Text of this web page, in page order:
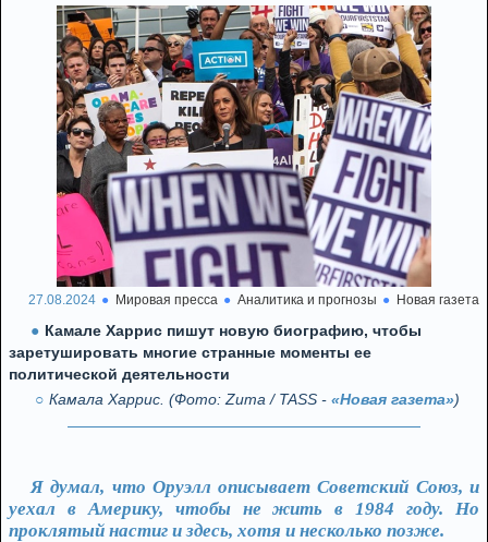
27.08.2024 Мировая пресса Аналитика и прогнозы Новая газета
Камале Харрис пишут новую биографию, чтобы
заретушировать многие странные моменты ее
политической деятельности
Камала Харрис. (Фото: Zuma / TASS - «Новая газета»)
Я думал, что Оруэлл описывает Советский Союз, и
уехал в Америку, чтобы не жить в 1984 году. Но
проклятый настиг и здесь, хотя и несколько позже.